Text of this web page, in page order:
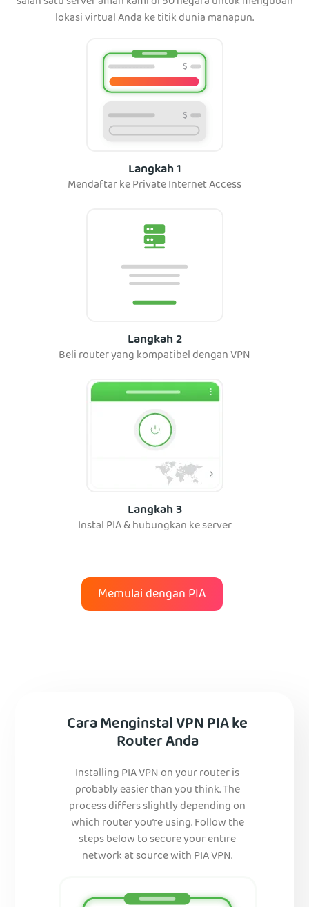
lokasi virtual Anda ke titik dunia manapun.
Langkah 1
Mendaftar ke Private Internet Access
Langkah 2
Beli router yang kompatibel dengan VPN
Langkah 3
Instal PIA & hubungkan ke server
Memulai dengan PIA
Cara Menginstal VPN PIA ke
Router Anda
Installing PIA VPN on your router is
probably easier than you think. The
process differs slightly depending on
which router you’re using. Follow the
steps below to secure your entire
network at source with PIA VPN.